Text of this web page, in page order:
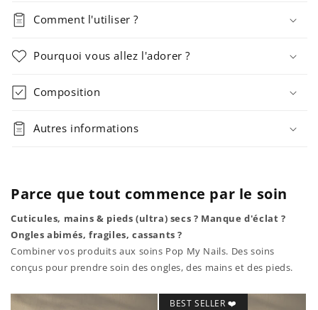
Comment l'utiliser ?
Pourquoi vous allez l'adorer ?
Composition
Autres informations
Parce que tout commence par le soin
Cuticules, mains & pieds (ultra) secs ? Manque d'éclat ?
Ongles abimés, fragiles, cassants ?
Combiner vos produits aux soins Pop My Nails. Des soins
conçus pour prendre soin des ongles, des mains et des pieds.
BEST SELLER ❤️